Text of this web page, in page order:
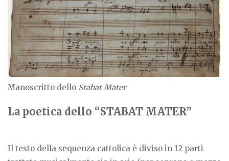
Manoscritto dello Stabat Mater
La poetica dello “STABAT MATER”
Il testo della sequenza cattolica è diviso in 12 parti